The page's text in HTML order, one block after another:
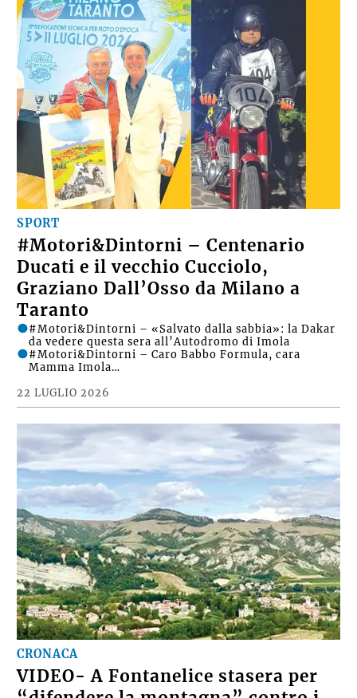
SPORT
#Motori&Dintorni – Centenario
Ducati e il vecchio Cucciolo,
Graziano Dall’Osso da Milano a
Taranto
22 LUGLIO 2026
#Motori&Dintorni – «Salvato dalla sabbia»: la Dakar
da vedere questa sera all’Autodromo di Imola
#Motori&Dintorni – Caro Babbo Formula, cara
Mamma Imola…
CRONACA
VIDEO- A Fontanelice stasera per